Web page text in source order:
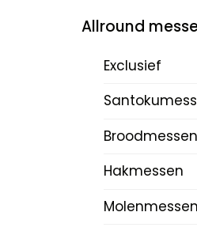
Allround
Exclusief
Broodmessen
Hakmessen
Molenmessen